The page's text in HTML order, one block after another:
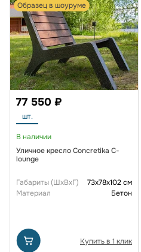
Образец в шоуруме
77 550 ₽
шт.
В наличии
Уличное кресло Concretika C-
lounge
Габариты (ШxВxГ)
73х78х102 см
Материал
Бетон
Купить в 1 клик